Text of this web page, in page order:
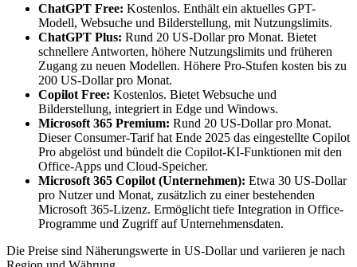
ChatGPT Free: Kostenlos. Enthält ein aktuelles GPT-
Modell, Websuche und Bilderstellung, mit Nutzungslimits.
ChatGPT Plus: Rund 20 US-Dollar pro Monat. Bietet
schnellere Antworten, höhere Nutzungslimits und früheren
Zugang zu neuen Modellen. Höhere Pro-Stufen kosten bis zu
200 US-Dollar pro Monat.
Copilot Free: Kostenlos. Bietet Websuche und
Bilderstellung, integriert in Edge und Windows.
Microsoft 365 Premium: Rund 20 US-Dollar pro Monat.
Dieser Consumer-Tarif hat Ende 2025 das eingestellte Copilot
Pro abgelöst und bündelt die Copilot-KI-Funktionen mit den
Office-Apps und Cloud-Speicher.
Microsoft 365 Copilot (Unternehmen): Etwa 30 US-Dollar
pro Nutzer und Monat, zusätzlich zu einer bestehenden
Microsoft 365-Lizenz. Ermöglicht tiefe Integration in Office-
Programme und Zugriff auf Unternehmensdaten.
Die Preise sind Näherungswerte in US-Dollar und variieren je nach